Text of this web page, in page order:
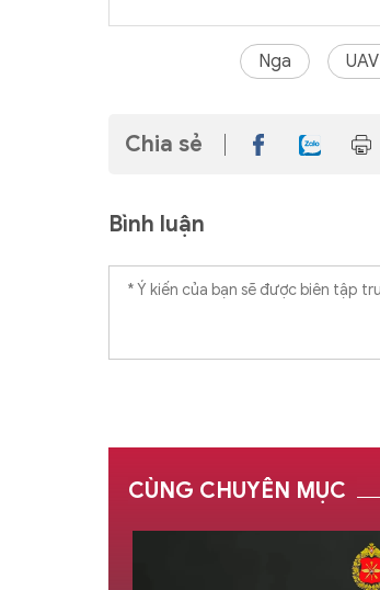
Nga UAV
Chia sẻ
Bình luận
CÙNG CHUYÊN MỤC